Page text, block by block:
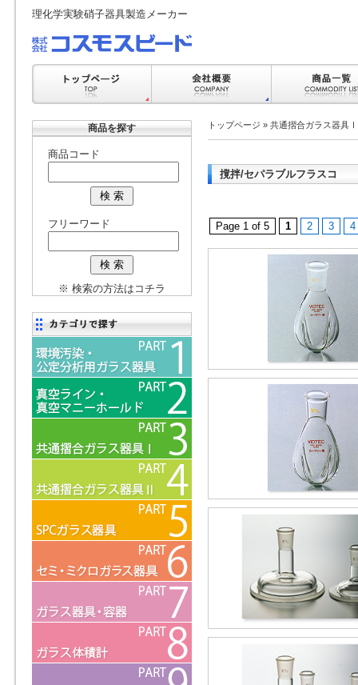
理化学実験硝子器具製造メーカー
商品を探す
商品コード
フリーワード
※ 検索の方法はコチラ
トップページ » 共通摺合ガラス器具Ⅰ
撹拌/セパラブルフラスコ
Page 1 of 5 1 2 3 4